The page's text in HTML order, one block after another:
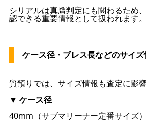
シリアルは真贋判定にも関わるため
認できる重要情報として扱われます。
ケース径・ブレス長などのサイズ
質預りでは、サイズ情報も査定に影響
▼ ケース径
40mm（サブマリーナー定番サイズ）